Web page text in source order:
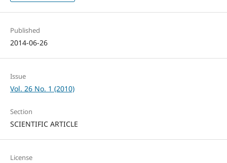
Published
2014-06-26
Issue
Vol. 26 No. 1 (2010)
Section
SCIENTIFIC ARTICLE
License